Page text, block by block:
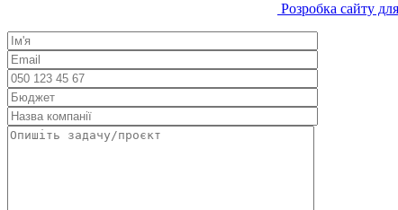
Розробка сайту